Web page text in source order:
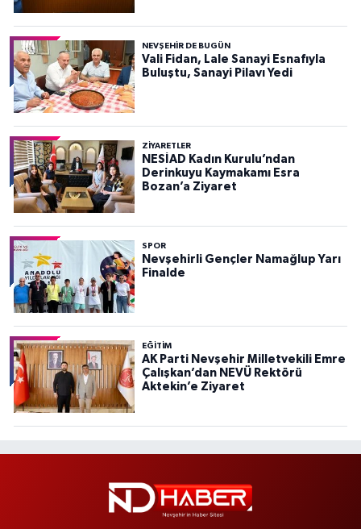
NEVŞEHIR DE BUGÜN
Vali Fidan, Lale Sanayi Esnafıyla
Buluştu, Sanayi Pilavı Yedi
ZIYARETLER
NESİAD Kadın Kurulu’ndan
Derinkuyu Kaymakamı Esra
Bozan’a Ziyaret
SPOR
Nevşehirli Gençler Namağlup Yarı
Finalde
EĞITIM
AK Parti Nevşehir Milletvekili Emre
Çalışkan’dan NEVÜ Rektörü
Aktekin’e Ziyaret